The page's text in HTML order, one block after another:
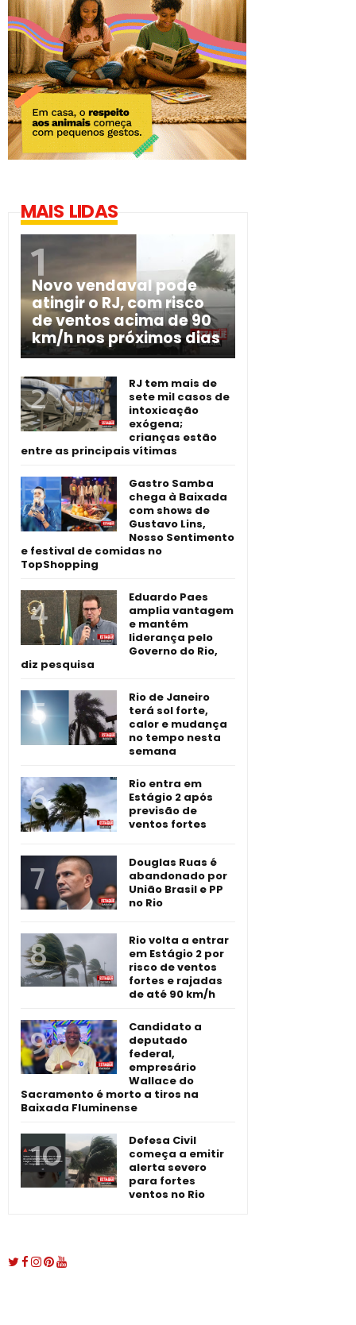
MAIS LIDAS
Novo vendaval pode
atingir o RJ, com risco
de ventos acima de 90
km/h nos próximos dias
RJ tem mais de
sete mil casos de
intoxicação
exógena;
crianças estão
entre as principais vítimas
Gastro Samba
chega à Baixada
com shows de
Gustavo Lins,
Nosso Sentimento
e festival de comidas no
TopShopping
Eduardo Paes
amplia vantagem
e mantém
liderança pelo
Governo do Rio,
diz pesquisa
Rio de Janeiro
terá sol forte,
calor e mudança
no tempo nesta
semana
Rio entra em
Estágio 2 após
previsão de
ventos fortes
Douglas Ruas é
abandonado por
União Brasil e PP
no Rio
Rio volta a entrar
em Estágio 2 por
risco de ventos
fortes e rajadas
de até 90 km/h
Candidato a
deputado
federal,
empresário
Wallace do
Sacramento é morto a tiros na
Baixada Fluminense
Defesa Civil
começa a emitir
alerta severo
para fortes
ventos no Rio